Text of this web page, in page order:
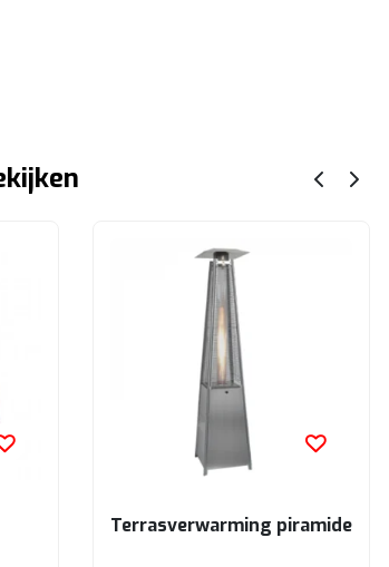
Terrasverwarming piramide